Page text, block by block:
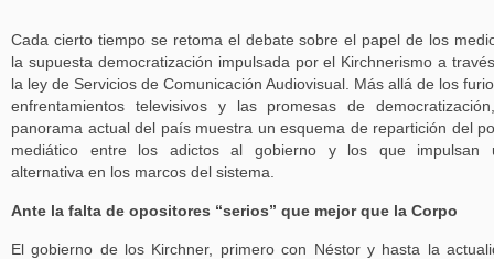
Cada cierto tiempo se retoma el debate sobre el papel de los
la supuesta democratización impulsada por el Kirchnerismo a
la ley de Servicios de Comunicación Audiovisual. Más allá de los
enfrentamientos televisivos y las promesas de
panorama actual del país muestra un esquema de repartición del
mediático entre los adictos al gobierno y los que impulsan
alternativa en los marcos del sistema.
Ante la falta de opositores “serios” que mejor que la Corpo
El gobierno de los Kirchner, primero con Néstor y hasta la